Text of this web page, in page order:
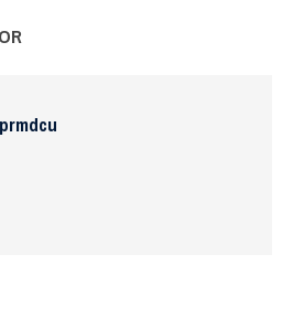
prmdcu